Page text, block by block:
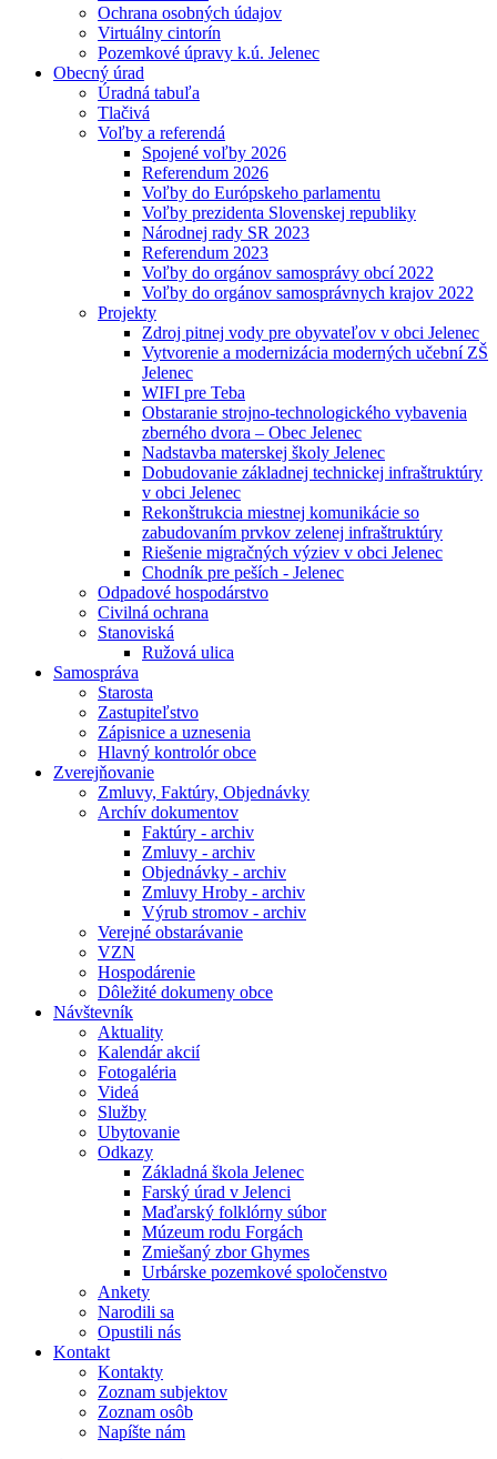
Ochrana osobných údajov
Virtuálny cintorín
Pozemkové úpravy k.ú. Jelenec
Obecný úrad
Úradná tabuľa
Tlačivá
Voľby a referendá
Spojené voľby 2026
Referendum 2026
Voľby do Európskeho parlamentu
Voľby prezidenta Slovenskej republiky
Národnej rady SR 2023
Referendum 2023
Voľby do orgánov samosprávy obcí 2022
Voľby do orgánov samosprávnych krajov 2022
Projekty
Zdroj pitnej vody pre obyvateľov v obci Jelenec
Vytvorenie a modernizácia moderných učební ZŠ
Jelenec
WIFI pre Teba
Obstaranie strojno-technologického vybavenia
zberného dvora – Obec Jelenec
Nadstavba materskej školy Jelenec
Dobudovanie základnej technickej infraštruktúry
v obci Jelenec
Rekonštrukcia miestnej komunikácie so
zabudovaním prvkov zelenej infraštruktúry
Riešenie migračných výziev v obci Jelenec
Chodník pre peších - Jelenec
Odpadové hospodárstvo
Civilná ochrana
Stanoviská
Ružová ulica
Samospráva
Starosta
Zastupiteľstvo
Zápisnice a uznesenia
Hlavný kontrolór obce
Zverejňovanie
Zmluvy, Faktúry, Objednávky
Archív dokumentov
Faktúry - archiv
Zmluvy - archiv
Objednávky - archiv
Zmluvy Hroby - archiv
Výrub stromov - archiv
Verejné obstarávanie
VZN
Hospodárenie
Dôležité dokumeny obce
Návštevník
Aktuality
Kalendár akcií
Fotogaléria
Videá
Služby
Ubytovanie
Odkazy
Základná škola Jelenec
Farský úrad v Jelenci
Maďarský folklórny súbor
Múzeum rodu Forgách
Zmiešaný zbor Ghymes
Urbárske pozemkové spoločenstvo
Ankety
Narodili sa
Opustili nás
Kontakt
Kontakty
Zoznam subjektov
Zoznam osôb
Napíšte nám